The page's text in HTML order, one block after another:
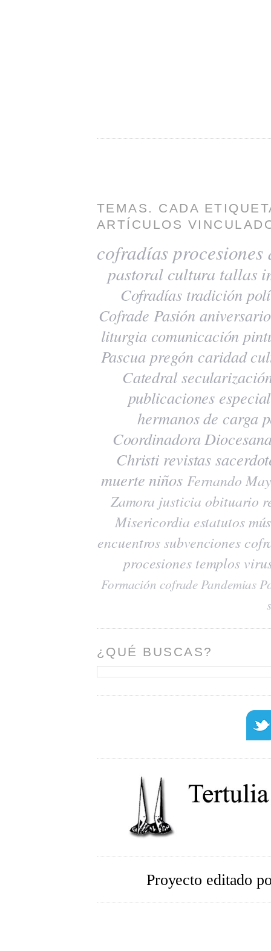
TEMAS. CADA
ARTÍCULOS
cofradías procesiones
pastoral cultura tallas
Cofradías tradición
Cofrade Pasión
liturgia comunicación
Pascua pregón caridad
Catedral
publicaciones
hermanos de carga
Coordinadora
Christi revistas
muerte niños Fernando
Zamora justicia obituario
Misericordia estatutos
encuentrossubvenciones
procesiones templos
Formación cofradePandemias
¿QUÉ BUSCAS?
Proyecto editado